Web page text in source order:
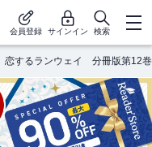
会員登録 サインイン 検索
恋するランウェイ 分冊版第12巻